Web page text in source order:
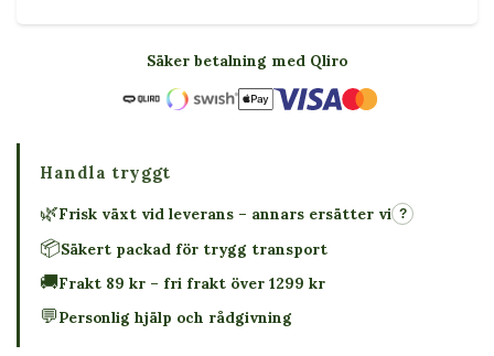
Säker betalning med Qliro
Handla tryggt
🌿Frisk växt vid leverans – annars ersätter vi ?
📦Säkert packad för trygg transport
🚚Frakt 89 kr – fri frakt över 1299 kr
💬Personlig hjälp och rådgivning